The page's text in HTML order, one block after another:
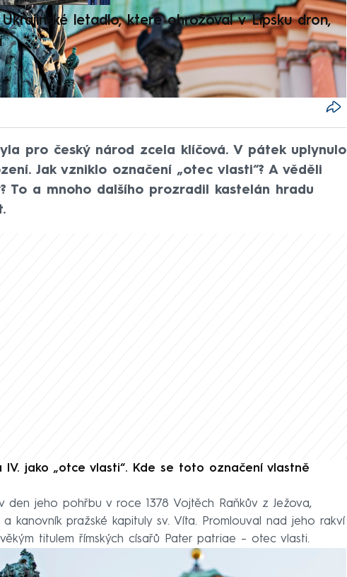
letadlo, které ohrožoval v Lipsku dron,
pro český národ zcela klíčová. V pátek uplynulo
Jak vzniklo označení „otec vlasti“? A věděli
To a mnoho dalšího prozradil kastelán hradu
IV. jako „otce vlasti“. Kde se toto označení vlastně
den jeho pohřbu v roce 1378 Vojtěch Raňkův z Ježova,
kanovník pražské kapituly sv. Víta. Promlouval nad jeho rakví
titulem římských císařů Pater patriae – otec vlasti.